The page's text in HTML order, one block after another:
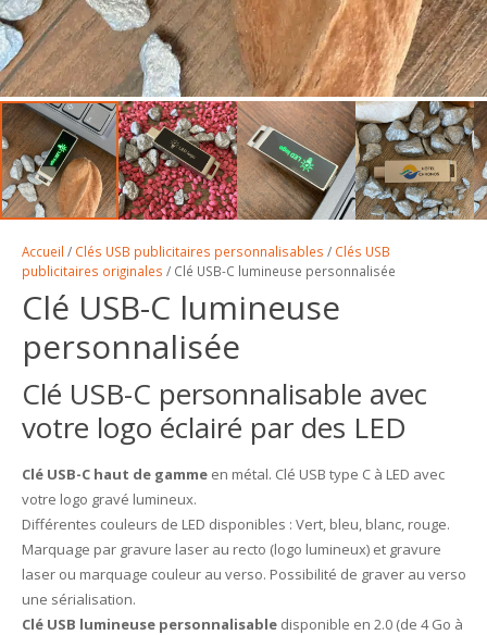
Accueil / Clés USB publicitaires personnalisables / Clés USB
publicitaires originales / Clé USB-C lumineuse personnalisée
Clé USB-C lumineuse
personnalisée
Clé USB-C personnalisable avec
votre logo éclairé par des LED
Clé USB-C haut de gammeen métal. Clé USB type C à LED avec
votre logo gravé lumineux.
Différentes couleurs de LED disponibles : Vert, bleu, blanc, rouge.
Marquage par gravure laser au recto (logo lumineux) et gravure
laser ou marquage couleur au verso. Possibilité de graver au verso
une sérialisation.
Clé USB lumineuse personnalisabledisponible en 2.0 (de 4 Go à